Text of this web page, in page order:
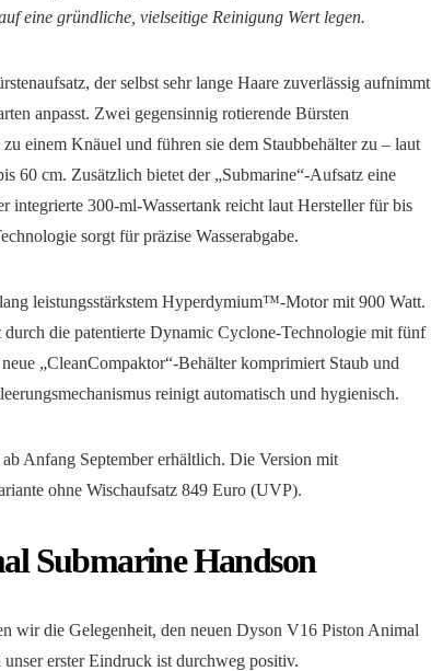
eine gründliche, vielseitige Reinigung Wert legen.
der selbst sehr lange Haare zuverlässig aufnimmt
anpasst. Zwei gegensinnig rotierende Bürsten
einem Knäuel und führen sie dem Staubbehälter zu – laut
60 cm. Zusätzlich bietet der „Submarine“-Aufsatz eine
300-ml-Wassertank reicht laut Hersteller für bis
sorgt für präzise Wasserabgabe.
leistungsstärkstem Hyperdymium™-Motor mit 900 Watt.
die patentierte Dynamic Cyclone-Technologie mit fünf
„CleanCompaktor“-Behälter komprimiert Staub und
reinigt automatisch und hygienisch.
Anfang September erhältlich. Die Version mit
ohne Wischaufsatz 849 Euro (UVP).
Submarine Handson
wir die Gelegenheit, den neuen Dyson V16 Piston Animal
erster Eindruck ist durchweg positiv.